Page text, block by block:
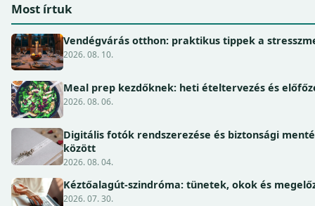
Most írtuk
Vendégvárás otthon: praktikus tippek a
2026. 08. 10.
Meal prep kezdőknek: heti ételtervezés és
2026. 08. 06.
Digitális fotók rendszerezése és biztonsági
között
2026. 08. 04.
Kéztőalagút-szindróma: tünetek, okok és
2026. 07. 30.